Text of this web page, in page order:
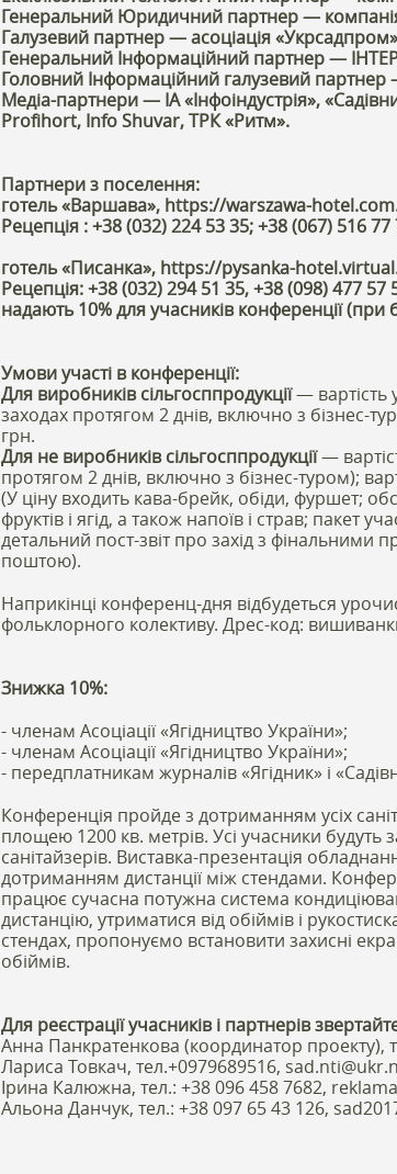
Генеральний Юридичний партнер —
Галузевий партнер — асоціація «Укрсадпром»
Генеральний Інформаційний партнер —
Головний Інформаційний галузевий партнер
Медіа-партнери — ІА «Інфоіндустрія»,
Profihort, Info Shuvar, ТРК «Ритм».
Партнери з поселення:
готель «Варшава», https://warszawa-
Рецепція : +38 (032) 224 53 35; +38 (067) 516
готель «Писанка», https://pysanka-
Рецепція: +38 (032) 294 51 35, +38 (098) 477 57
надають 10% для учасників конференції (при
Умови участі в конференції:
Для виробників сільгосппродукції— вартість
заходах протягом 2 днів, включно з бізнес-
грн.
Для не виробників сільгосппродукції—
протягом 2 днів, включно з бізнес-туром);
(У ціну входить кава-брейк, обіди, фуршет;
фруктів і ягід, а також напоїв і страв; пакет
детальний пост-звіт про захід з фінальними
поштою).
Наприкінці конференц-дня відбудеться
фольклорного колективу. Дрес-код:
Знижка 10%:
- членам Асоціації «Ягідництво України»;
- членам Асоціації «Ягідництво України»;
- передплатникам журналів «Ягідник» і
Конференція пройде з дотриманням усіх
площею 1200 кв. метрів. Усі учасники будуть
санітайзерів. Виставка-презентація
дотриманням дистанції між стендами.
працює сучасна потужна система
дистанцію, утриматися від обіймів і
стендах, пропонуємо встановити захисні
обіймів.
Для реєстрації учасників і партнерів
Анна Панкратенкова (координатор проекту),
Лариса Товкач, тел.+0979689516,
Ірина Калюжна, тел.: +38 096 458 7682,
Альона Данчук, тел.: +38 097 65 43 126,